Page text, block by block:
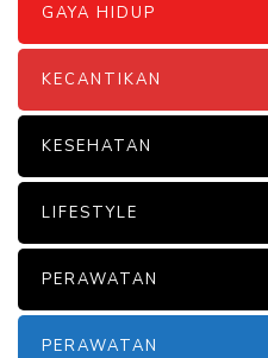
GAYA HIDUP
KECANTIKAN
KESEHATAN
LIFESTYLE
PERAWATAN
PERAWATAN